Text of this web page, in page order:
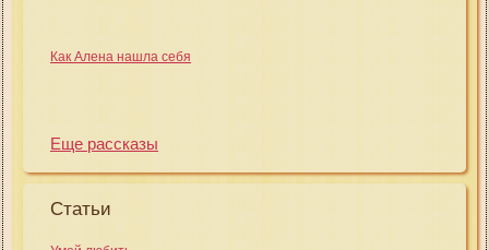
Как Алена нашла себя
Еще рассказы
Статьи